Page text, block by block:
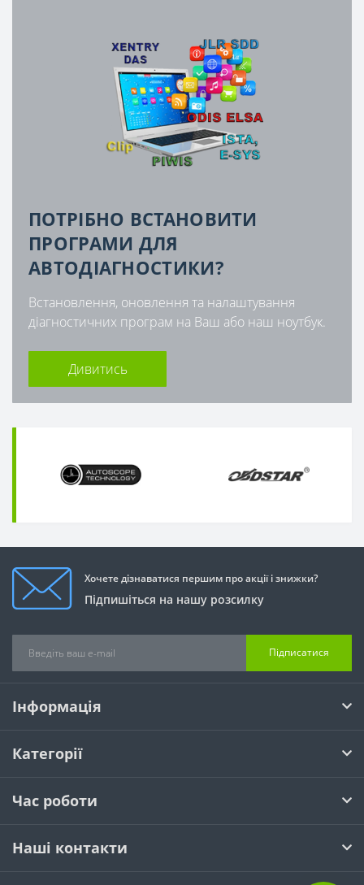
ПОТРІБНО ВСТАНОВИТИ
ПРОГРАМИ ДЛЯ
АВТОДІАГНОСТИКИ?
Встановлення, оновлення та налаштування
діагностичних програм на Ваш або наш ноутбук.
Дивитись
Хочете дізнаватися першим про акції і знижки?
Підпишіться на нашу розсилку
Підписатися
Інформація
Категорії
Час роботи
Наші контакти